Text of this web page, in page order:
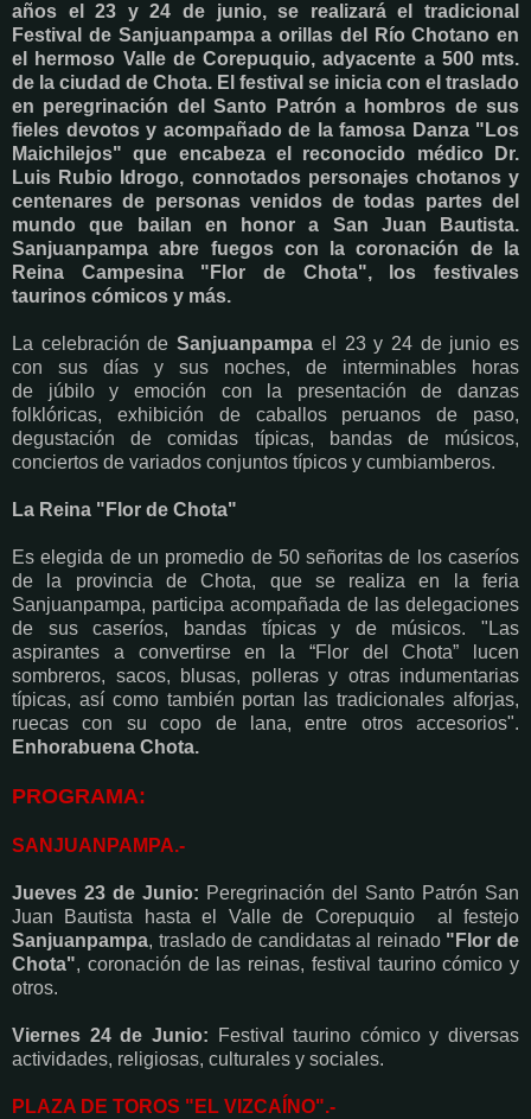
años el 23 y 24 de junio, se realizará el tradicional
Festival de Sanjuanpampa a orillas del Río Chotano en
el hermoso Valle de Corepuquio, adyacente a 500 mts.
de la ciudad de Chota. El festival se inicia con el traslado
en peregrinación del Santo Patrón a hombros de sus
fieles devotos y acompañado de la famosa Danza "Los
Maichilejos" que encabeza el reconocido médico Dr.
Luis Rubio Idrogo, connotados personajes chotanos y
centenares de personas venidos de todas partes del
mundo que bailan en honor a San Juan Bautista.
Sanjuanpampa abre fuegos con la coronación de la
Reina Campesina "Flor de Chota", los festivales
taurinos cómicos y más.
La celebración deSanjuanpampa el 23 y 24 de junio es
con sus días y sus noches, de interminables horas
de júbilo y emoción con la presentación de danzas
folklóricas, exhibición de caballos peruanos de paso,
degustación de comidas típicas, bandas de músicos,
conciertos de variados conjuntos típicos y cumbiamberos.
La Reina "Flor de Chota"
Es elegida de un promedio de 50 señoritas de los caseríos
de la provincia de Chota, que se realiza en la feria
Sanjuanpampa, participa acompañada de las delegaciones
de sus caseríos, bandas típicas y de músicos. "Las
aspirantes a convertirse en la “Flor del Chota” lucen
sombreros, sacos, blusas, polleras y otras indumentarias
típicas, así como también portan las tradicionales alforjas,
ruecas con su copo de lana, entre otros accesorios".
Enhorabuena Chota.
PROGRAMA:
SANJUANPAMPA.-
Jueves 23 de Junio: Peregrinación del Santo Patrón San
Juan Bautista hasta el Valle de Corepuquio al festejo
Sanjuanpampa, traslado de candidatas al reinado "Flor de
Chota", coronación de las reinas, festival taurino cómico y
otros.
Viernes 24 de Junio: Festival taurino cómico y diversas
actividades, religiosas, culturales y sociales.
PLAZA DE TOROS "EL VIZCAÍNO".-